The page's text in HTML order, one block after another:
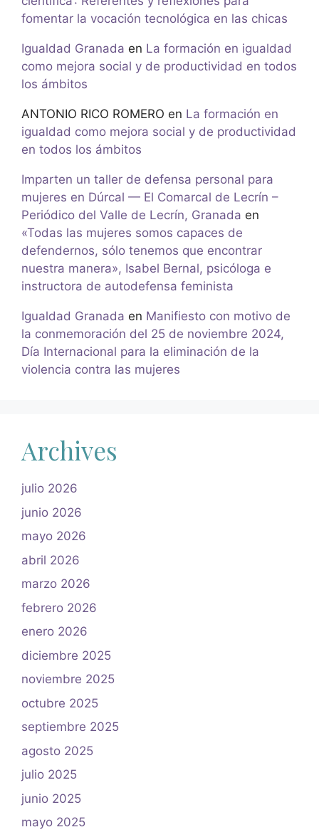
fomentar la vocación tecnológica en las chicas
Igualdad Granada en La formación en igualdad
como mejora social y de productividad en todos
los ámbitos
ANTONIO RICO ROMERO en La formación en
igualdad como mejora social y de productividad
en todos los ámbitos
Imparten un taller de defensa personal para
mujeres en Dúrcal — El Comarcal de Lecrín –
Periódico del Valle de Lecrín, Granada en
«Todas las mujeres somos capaces de
defendernos, sólo tenemos que encontrar
nuestra manera», Isabel Bernal, psicóloga e
instructora de autodefensa feminista
Igualdad Granada en Manifiesto con motivo de
la conmemoración del 25 de noviembre 2024,
Día Internacional para la eliminación de la
violencia contra las mujeres
Archives
julio 2026
junio 2026
mayo 2026
abril 2026
marzo 2026
febrero 2026
enero 2026
diciembre 2025
noviembre 2025
octubre 2025
septiembre 2025
agosto 2025
julio 2025
junio 2025
mayo 2025